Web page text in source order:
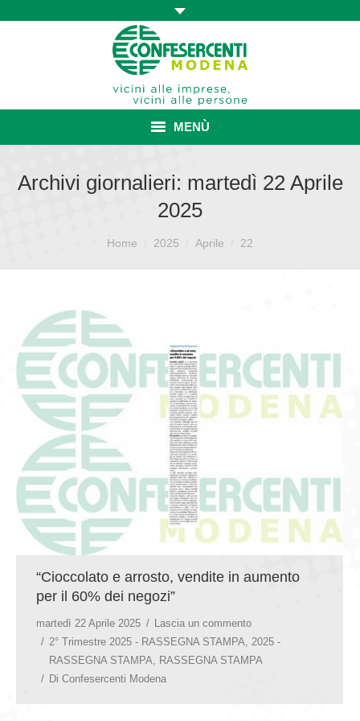
MENÙ
ASSOCIAZIONE
ISCRIZIONE E VANTAGGI
CATEGORIE SINDACALI
SERVIZI
GIOVEDÌ GASTRONOMICI
COMUNICATI E NEWS
CONTATTI
Archivi giornalieri: martedì 22 Aprile
2025
Home 2025 Aprile 22
“Cioccolato e arrosto, vendite in aumento
per il 60% dei negozi”
martedì 22 Aprile 2025
Lascia un commento
2° Trimestre 2025 - RASSEGNA STAMPA, 2025 -
RASSEGNA STAMPA, RASSEGNA STAMPA
Di Confesercenti Modena